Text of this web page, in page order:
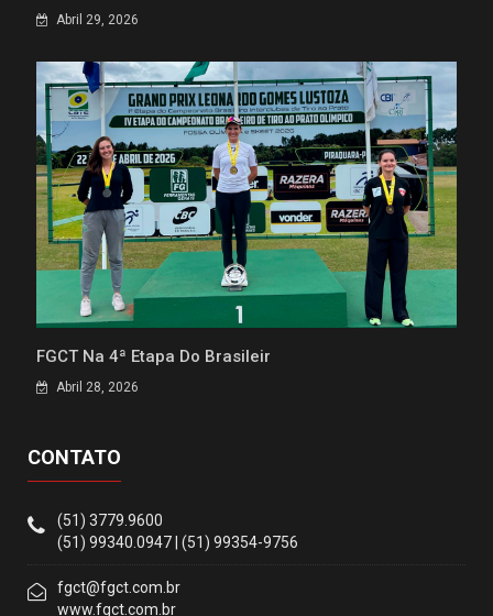
Abril 29, 2026
FGCT Na 4ª Etapa Do Brasileir
Abril 28, 2026
CONTATO
(51) 3779.9600
(51) 99340.0947 | (51) 99354-9756
fgct@fgct.com.br
www.fgct.com.br